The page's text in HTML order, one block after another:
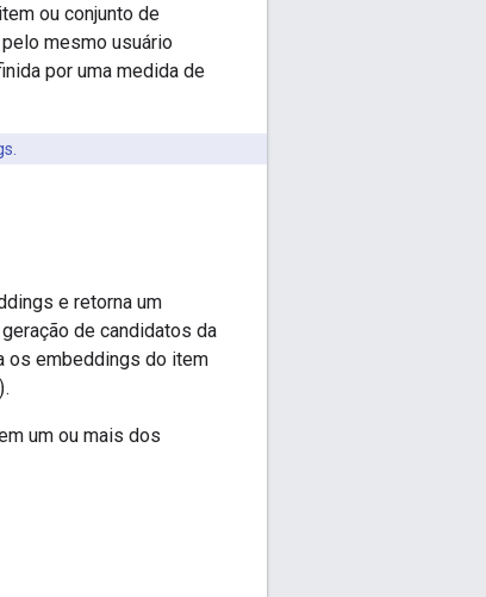
ou conjunto de
mesmo usuário
por uma medida de
e retorna um
de candidatos da
os embeddings do item
.
um ou mais dos